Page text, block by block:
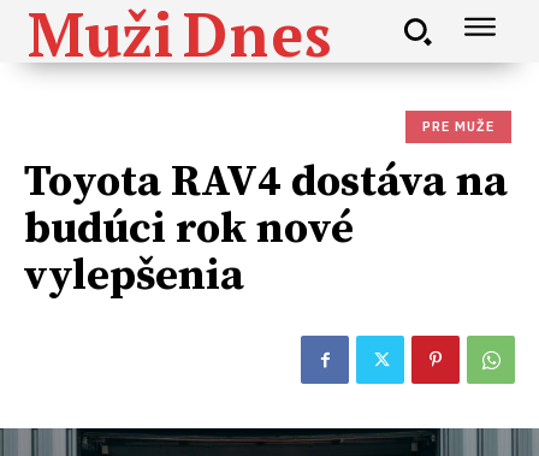
MužiDnes
PRE MUŽE
Toyota RAV4 dostáva na
budúci rok nové
vylepšenia